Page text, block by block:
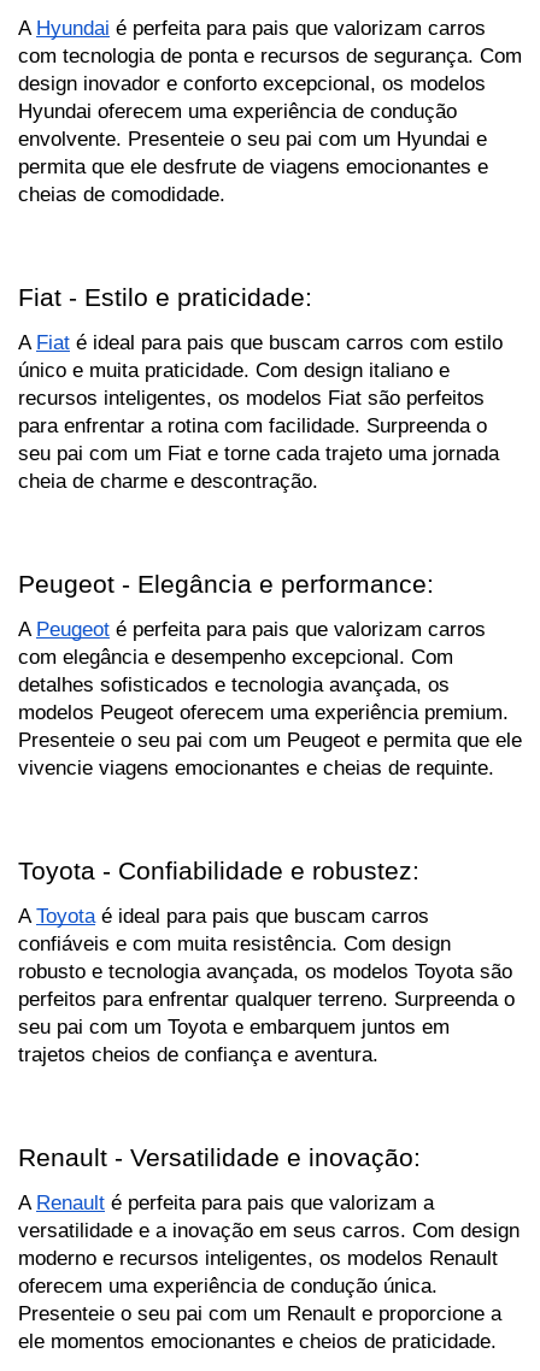
A Hyundai é perfeita para pais que valorizam carros
com tecnologia de ponta e recursos de segurança. Com
design inovador e conforto excepcional, os modelos
Hyundai oferecem uma experiência de condução
envolvente. Presenteie o seu pai com um Hyundai e
permita que ele desfrute de viagens emocionantes e
cheias de comodidade.
Fiat - Estilo e praticidade:
A Fiat é ideal para pais que buscam carros com estilo
único e muita praticidade. Com design italiano e
recursos inteligentes, os modelos Fiat são perfeitos
para enfrentar a rotina com facilidade. Surpreenda o
seu pai com um Fiat e torne cada trajeto uma jornada
cheia de charme e descontração.
Peugeot - Elegância e performance:
A Peugeot é perfeita para pais que valorizam carros
com elegância e desempenho excepcional. Com
detalhes sofisticados e tecnologia avançada, os
modelos Peugeot oferecem uma experiência premium.
Presenteie o seu pai com um Peugeot e permita que ele
vivencie viagens emocionantes e cheias de requinte.
Toyota - Confiabilidade e robustez:
A Toyota é ideal para pais que buscam carros
confiáveis e com muita resistência. Com design
robusto e tecnologia avançada, os modelos Toyota são
perfeitos para enfrentar qualquer terreno. Surpreenda o
seu pai com um Toyota e embarquem juntos em
trajetos cheios de confiança e aventura.
Renault - Versatilidade e inovação:
A Renault é perfeita para pais que valorizam a
versatilidade e a inovação em seus carros. Com design
moderno e recursos inteligentes, os modelos Renault
oferecem uma experiência de condução única.
Presenteie o seu pai com um Renault e proporcione a
ele momentos emocionantes e cheios de praticidade.